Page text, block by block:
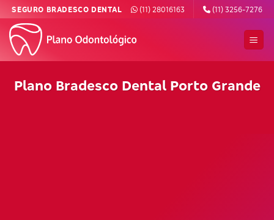
Skip
content
SEGURO BRADESCO DENTAL (11) 28016163 (11) 3256-7276
Plano Bradesco Dental Porto Grande